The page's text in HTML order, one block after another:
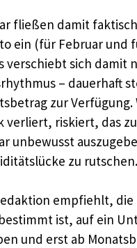
fließen damit
ein (für Februar und
verschiebt sich damit
– dauerhaft
zur Verfügung.
verliert, riskiert, das
unbewusst
zu rutschen.
empfiehlt,
ist, auf ein
und erst ab